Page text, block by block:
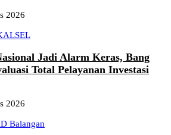
2026
Jadi Alarm Keras, Bang
Total Pelayanan Investasi
2026
Balangan